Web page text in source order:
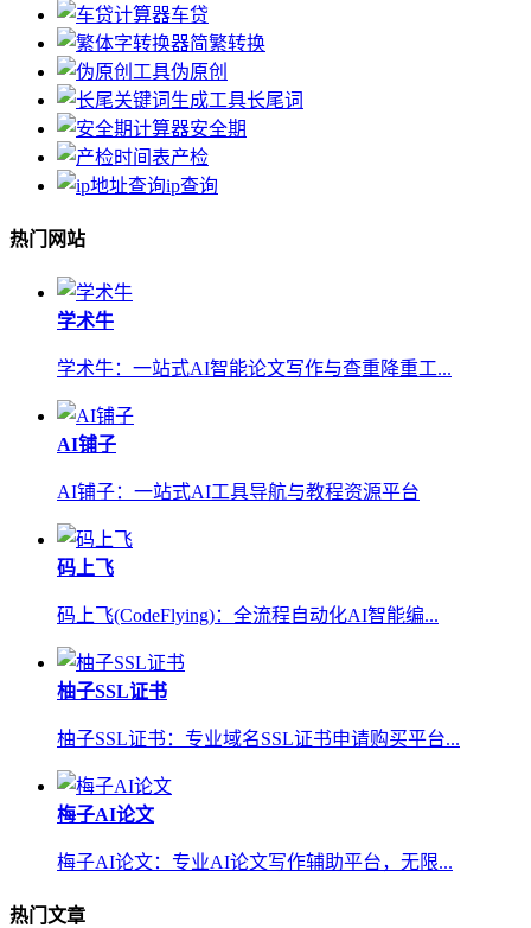
车贷
简繁转换
伪原创
长尾词
安全期
产检
ip查询
热门网站
学术牛
学术牛：一站式AI智能论文写作与查重降重工...
AI铺子
AI铺子：一站式AI工具导航与教程资源平台
码上飞
码上飞(CodeFlying)：全流程自动化AI智能编...
柚子SSL证书
柚子SSL证书：专业域名SSL证书申请购买平台...
梅子AI论文
梅子AI论文：专业AI论文写作辅助平台，无限...
热门文章